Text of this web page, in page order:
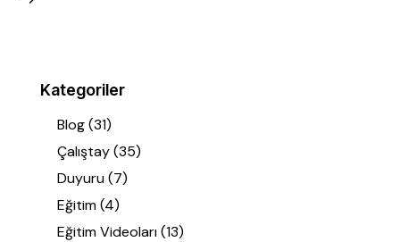
Kategoriler
Blog(31)
Çalıştay(35)
Duyuru(7)
Eğitim(4)
Eğitim Videoları(13)